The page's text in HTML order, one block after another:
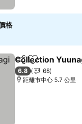
格
分享 放到收藏夾
Collection
6.8
68
距離市中心 5.7 公里